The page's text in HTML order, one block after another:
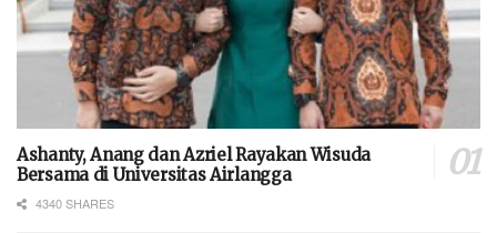
Ashanty, Anang dan Azriel Rayakan Wisuda
Bersama di Universitas Airlangga
4340 SHARES